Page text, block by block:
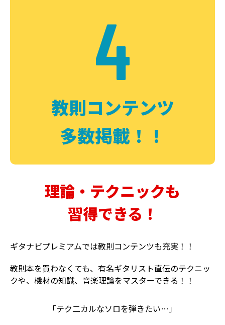
4
教則コンテンツ
多数掲載！！
理論・テクニックも
習得できる！
ギタナビプレミアムでは教則コンテンツも充実！！
教則本を買わなくても、有名ギタリスト直伝のテクニッ
クや、機材の知識、音楽理論をマスターできる！！
「テク二カルなソロを弾きたい…」